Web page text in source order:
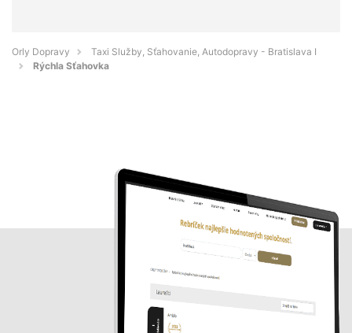
Orly Dopravy
Taxi Služby, Sťahovanie, Autodopravy - Bratislava I
Rýchla Sťahovka